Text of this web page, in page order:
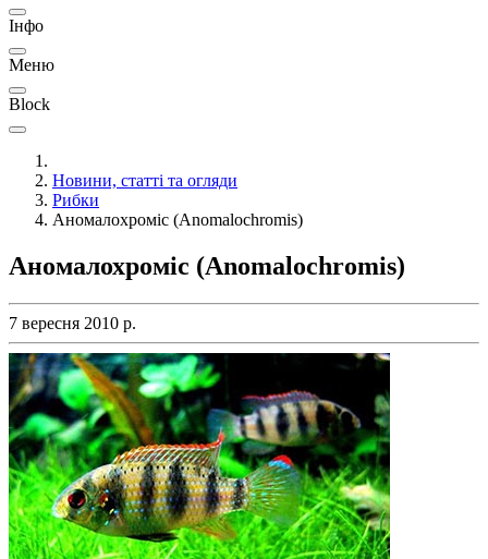
Інфо
Меню
Block
Новини, статті та огляди
Рибки
Аномалохроміс (Anomalochromis)
Аномалохроміс (Anomalochromis)
7 вересня 2010 р.